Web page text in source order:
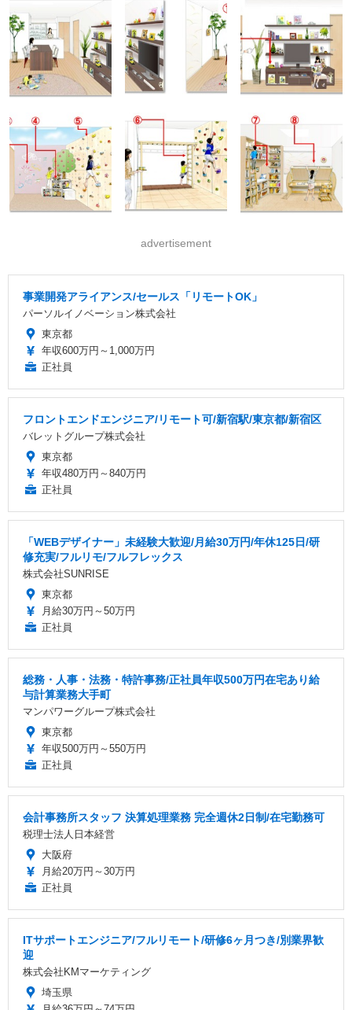
advertisement
事業開発アライアンス/セールス「リモートOK」
パーソルイノベーション株式会社
東京都
年収600万円～1,000万円
正社員
フロントエンドエンジニア/リモート可/新宿駅/東京都/新宿区
バレットグループ株式会社
東京都
年収480万円～840万円
正社員
「WEBデザイナー」未経験大歓迎/月給30万円/年休125日/研
修充実/フルリモ/フルフレックス
株式会社SUNRISE
東京都
月給30万円～50万円
正社員
総務・人事・法務・特許事務/正社員年収500万円在宅あり給
与計算業務大手町
マンパワーグループ株式会社
東京都
年収500万円～550万円
正社員
会計事務所スタッフ 決算処理業務 完全週休2日制/在宅勤務可
税理士法人日本経営
大阪府
月給20万円～30万円
正社員
ITサポートエンジニア/フルリモート/研修6ヶ月つき/別業界歓
迎
株式会社KMマーケティング
埼玉県